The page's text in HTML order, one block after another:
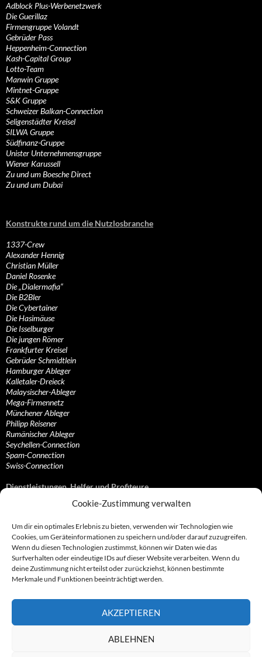
Cookie-Zustimmung verwalten
Um dir ein optimales Erlebnis zu bieten, verwenden wir Technologien wie
Cookies, um Geräteinformationen zu speichern und/oder darauf zuzugreifen.
Wenn du diesen Technologien zustimmst, können wir Daten wie das
Surfverhalten oder eindeutige IDs auf dieser Website verarbeiten. Wenn du
deine Zustimmung nicht erteilst oder zurückziehst, können bestimmte
Merkmale und Funktionen beeinträchtigt werden.
AKZEPTIEREN
ABLEHNEN
Adblock Plus-Werbenetzwerk
Die Guerillaz
Firmengruppe Volandt
Gebrüder Pass
Heppenheim-Connection
Kash-Capital Group
Lotto-Team
Manwin Gruppe
Mintnet-Gruppe
S&K Gruppe
Schweizer Balkan-Connection
Seligenstädter Kreisel
SILWA Gruppe
Südfinanz-Gruppe
Unister Unternehmensgruppe
Wiener Karussell
Zu und um Boesche Direct
Zu und um Dubai
Konstrukte rund um die Nutzlosbranche
1337-Crew
Alexander Hennig
Christian Müller
Daniel Rosenke
Die „Dialermafia“
Die B2Bler
Die Cybertainer
Die Hasimäuse
Die Isselburger
Die jungen Römer
Frankfurter Kreisel
Gebrüder Schmidtlein
Hamburger Ableger
Kalletaler-Dreieck
Malaysischer-Ableger
Mega-Firmennetz
Münchener Ableger
Philipp Reisener
Rumänischer Ableger
Seychellen-Connection
Spam-Connection
Swiss-Connection
Dienstleistungen, Helfer und Profiteure
Anonymisierungsdienste, VPN- und Web-Proxy…
Bezahlsysteme, Finanzdienstleister und…
Bürodienstleister, Firmengründer- und/oder…
Datenhändler, Adressbroker und zielgerichtetes…
Hosting, Routing, Provider, Domain-, Web- und…
Inkasso, Forderungsmanagement und eintreibende…
Spieleanbieter, Online- und Browsergames
Partnerprogramme, Vertriebskanäle- und…
Telekommunikationsdienstleister, Internet…
Vereine, Verbände, Vereinigungen und Lobbyisten
Web-Rotlichtbezirk, Erotik- und XXX-Anbieter
Sonstige Dienstleister, Profiteure und Kooperationen